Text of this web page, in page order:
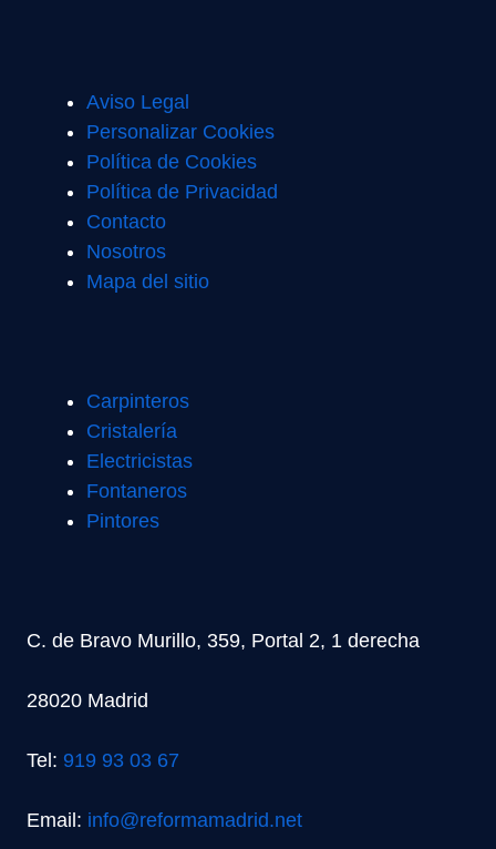
Aviso Legal
Personalizar Cookies
Política de Cookies
Política de Privacidad
Contacto
Nosotros
Mapa del sitio
Carpinteros
Cristalería
Electricistas
Fontaneros
Pintores
C. de Bravo Murillo, 359, Portal 2, 1 derecha
28020 Madrid
Tel: 919 93 03 67
Email: info@reformamadrid.net